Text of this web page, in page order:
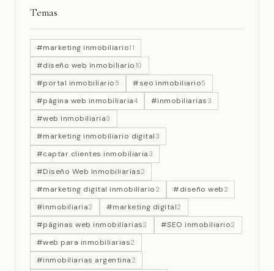
Temas
#marketing inmobiliario11
#diseño web inmobiliario 10
#portal inmobiliario 5 #seo inmobiliario5
#página web inmobiliaria4 #inmobiliarias 3
#web inmobiliaria3
#marketing inmobiliario digital 3
#captar clientes inmobiliaria 3
#Diseño Web Inmobiliarias2
#marketing digital inmobiliario 2 #diseño web 2
#inmobiliaria2 #marketing digital2
#páginas web inmobiliarias2 #SEO inmobiliario2
#web para inmobiliarias2
#inmobiliarias argentina 2